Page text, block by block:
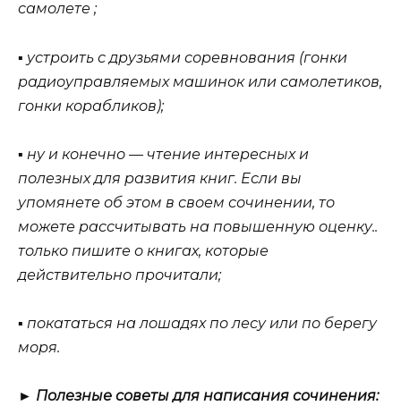
самолете ;
▪ устроить с друзьями соревнования (гонки
радиоуправляемых машинок или самолетиков,
гонки корабликов);
▪ ну и конечно — чтение интересных и
полезных для развития книг. Если вы
упомянете об этом в своем сочинении, то
можете рассчитывать на повышенную оценку..
только пишите о книгах, которые
действительно прочитали;
▪ покататься на лошадях по лесу или по берегу
моря.
► Полезные советы для написания сочинения: